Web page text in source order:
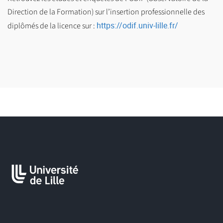
Direction de la Formation) sur l’insertion professionnelle des
diplômés de la licence sur : https://odif.univ-lille.fr/